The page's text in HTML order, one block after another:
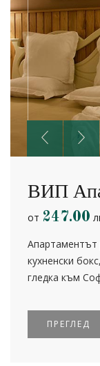
от 247.00
ВИП
Апартаментът
кухненски
гледка към
ПРЕГЛЕД